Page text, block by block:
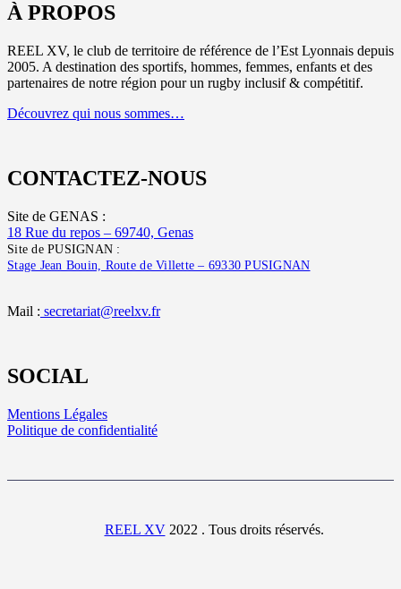
À PROPOS
REEL XV, le club de territoire de référence de l’Est Lyonnais depuis
2005. A destination des sportifs, hommes, femmes, enfants et des
partenaires de notre région pour un rugby inclusif & compétitif.
Découvrez qui nous sommes…
CONTACTEZ-NOUS
Site de GENAS :
18 Rue du repos – 69740, Genas
Site de PUSIGNAN :
Stage Jean Bouin, Route de Villette – 69330 PUSIGNAN
Mail : secretariat@reelxv.fr
SOCIAL
Mentions Légales
Politique de confidentialité
REEL XV2022 . Tous droits réservés.